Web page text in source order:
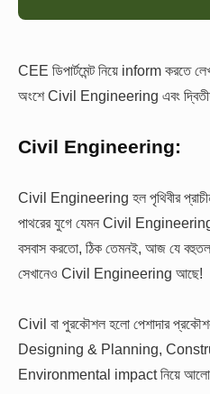
CEE ডিপার্টমেন্ট নিয়ে inform করতে
অংশে Civil Engineering এবং
Civil Engineering:
Civil Engineering হল পৃথিবীর
পাথরের যুগে যেমন Civil Engineering
বসবাস করতো, ঠিক তেমনই, আজ যে বহুতল
সেখানেও Civil Engineering আছে!
Civil বা পুরকৌশল হলো পেশাদার
Designing & Planning,
Environmental impact নিয়ে